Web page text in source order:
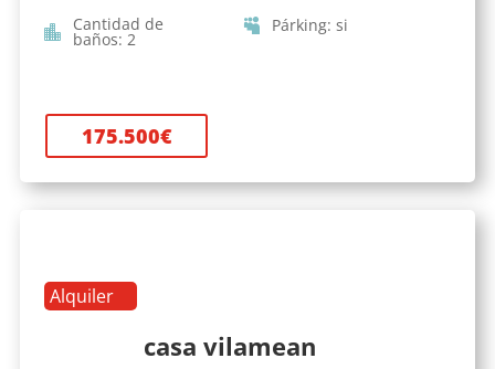
Cantidad de
baños: 2
Párking: si
175.500€
Alquiler
casa vilamean